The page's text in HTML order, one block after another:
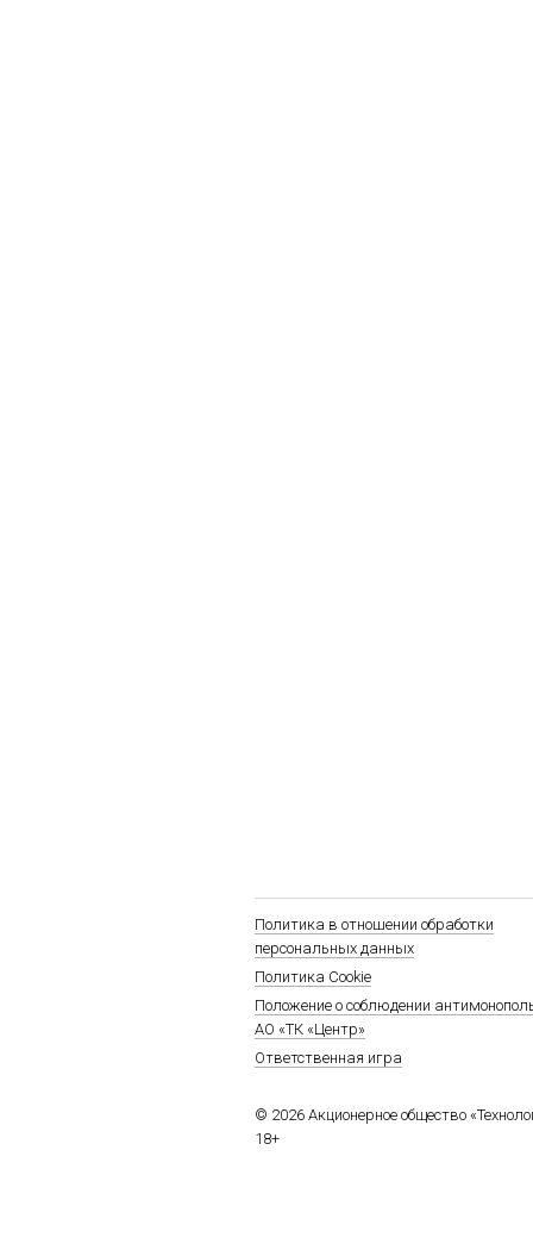
Политика в отношении обработки
персональных данных
Политика Cookie
Положение о соблюдении
АО «ТК «Центр»
Ответственная игра
© 2026 Акционерное общество
18+